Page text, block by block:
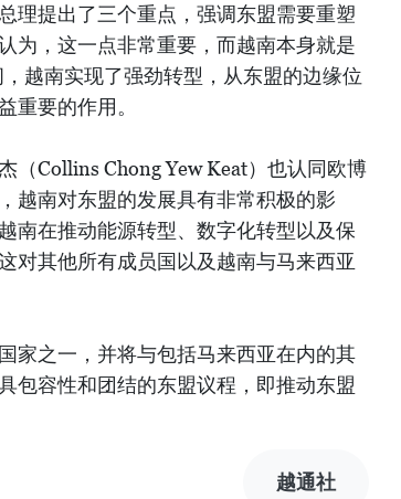
理提出了三个重点，强调东盟需要重塑
为，这一点非常重要，而越南本身就是
越南实现了强劲转型，从东盟的边缘位
重要的作用。
（Collins Chong Yew Keat）也认同欧博
越南对东盟的发展具有非常积极的影
南在推动能源转型、数字化转型以及保
对其他所有成员国以及越南与马来西亚
家之一，并将与包括马来西亚在内的其
包容性和团结的东盟议程，即推动东盟
越通社